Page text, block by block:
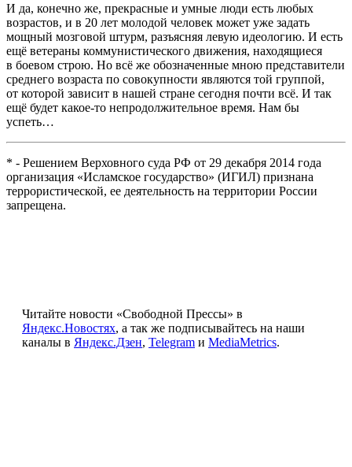
И да, конечно же, прекрасные и умные люди есть любых
возрастов, и в 20 лет молодой человек может уже задать
мощный мозговой штурм, разъясняя левую идеологию. И есть
ещё ветераны коммунистического движения, находящиеся
в боевом строю. Но всё же обозначенные мною представители
среднего возраста по совокупности являются той группой,
от которой зависит в нашей стране сегодня почти всё. И так
ещё будет какое-то непродолжительное время. Нам бы
успеть…
* - Решением Верховного суда РФ от 29 декабря 2014 года
организация «Исламское государство» (ИГИЛ) признана
террористической, ее деятельность на территории России
запрещена.
Читайте новости «Свободной Прессы» в
Яндекс.Новостях, а так же подписывайтесь на наши
каналы в Яндекс.Дзен, Telegram и MediaMetrics.